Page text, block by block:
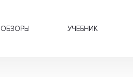
ОБЗОРЫ УЧЕБНИК